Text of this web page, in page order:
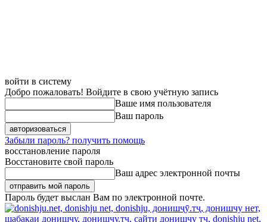
войти в систему
Добро пожаловать! Войдите в свою учётную запись
Ваше имя пользователя
Ваш пароль
Забыли пароль? получить помощь
восстановление пароля
Восстановите свой пароль
Ваш адрес электронной почты
Пароль будет выслан Вам по электронной почте.